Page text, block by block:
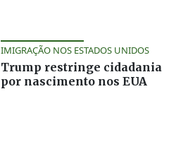
IMIGRAÇÃO NOS ESTADOS UNIDOS
Trump restringe cidadania
por nascimento nos EUA